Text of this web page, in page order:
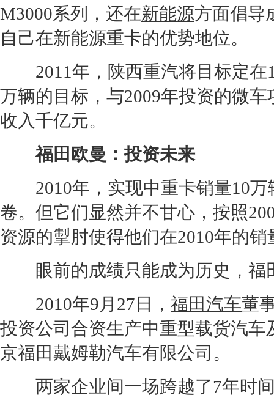
M3000系列，还在新能源方面倡导
自己在新能源重卡的优势地位。
2011年，陕西重汽将目标定在
万辆的目标，与2009年投资的微车
收入千亿元。
福田 欧曼：投资未来
2010年，实现中重卡销量10万
卷。但它们显然并不甘心，按照
资源的掣肘使得他们在2010年的
眼前的成绩只能成为历史， 福
2010年9月27日， 福田汽车董
投资公司合资生产中重型载货汽车
京福田戴姆勒汽车有限公司。
两家企业间一场跨越了7年时间